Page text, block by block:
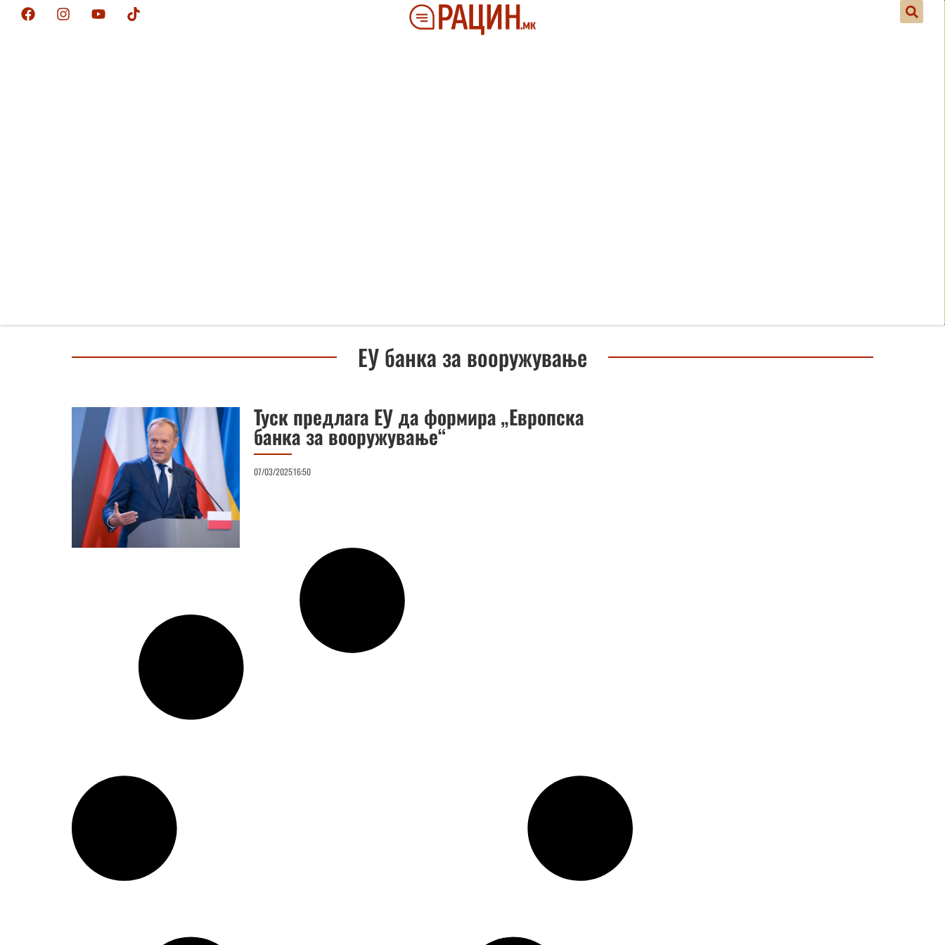
ЕУ банка за вооружување
Туск предлага ЕУ да формира „Европска
банка за вооружување“
07/03/202516:50